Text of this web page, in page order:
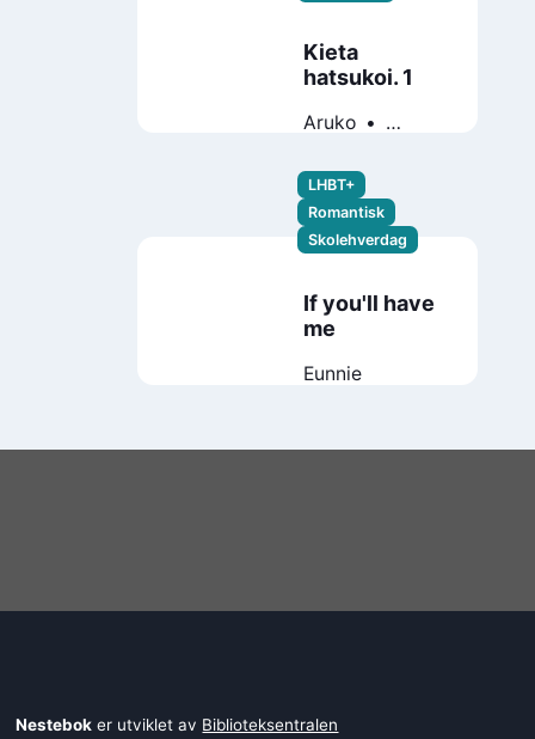
Kieta
hatsukoi. 1
Aruko
Hinekure
LHBT+
Romantisk
Skolehverdag
If you'll have
me
Eunnie
Nestebok er utviklet av Biblioteksentralen